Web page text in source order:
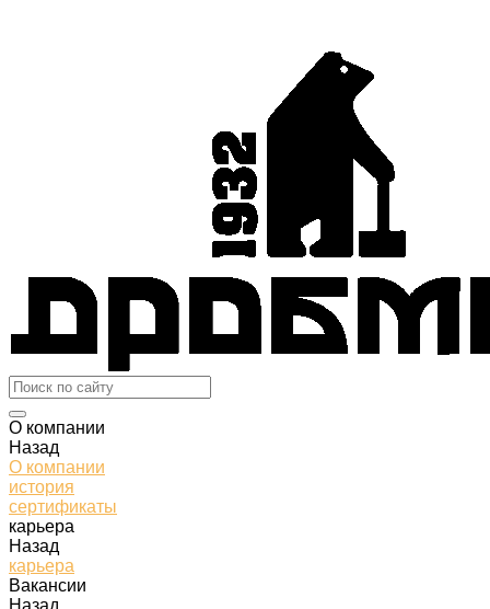
О компании
Назад
О компании
история
сертификаты
карьера
Назад
карьера
Вакансии
Назад